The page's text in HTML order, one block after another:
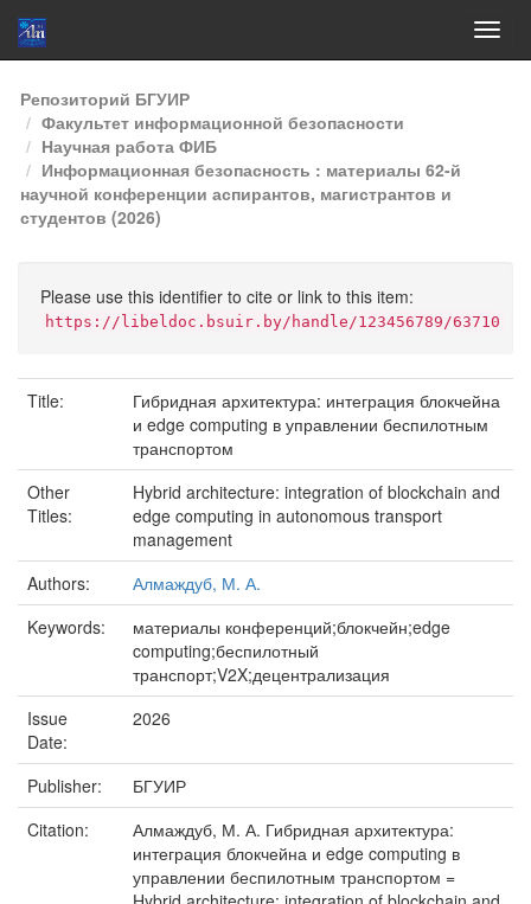
Skip
navigation
Репозиторий БГУИР
Факультет информационной безопасности
Научная работа ФИБ
Информационная безопасность : материалы 62-й
научной конференции аспирантов, магистрантов и
студентов (2026)
Please use this identifier to cite or link to this item:
https://libeldoc.bsuir.by/handle/123456789/63710
Title:
Гибридная архитектура: интеграция блокчейна
и edge computing в управлении беспилотным
транспортом
Other
Titles:
Hybrid architecture: integration of blockchain and
edge computing in autonomous transport
management
Authors:
Алмаждуб, М. А.
Keywords:
материалы конференций;блокчейн;edge
computing;беспилотный
транспорт;V2X;децентрализация
Issue
Date:
2026
Publisher:
БГУИР
Citation:
Алмаждуб, М. А. Гибридная архитектура:
интеграция блокчейна и edge computing в
управлении беспилотным транспортом =